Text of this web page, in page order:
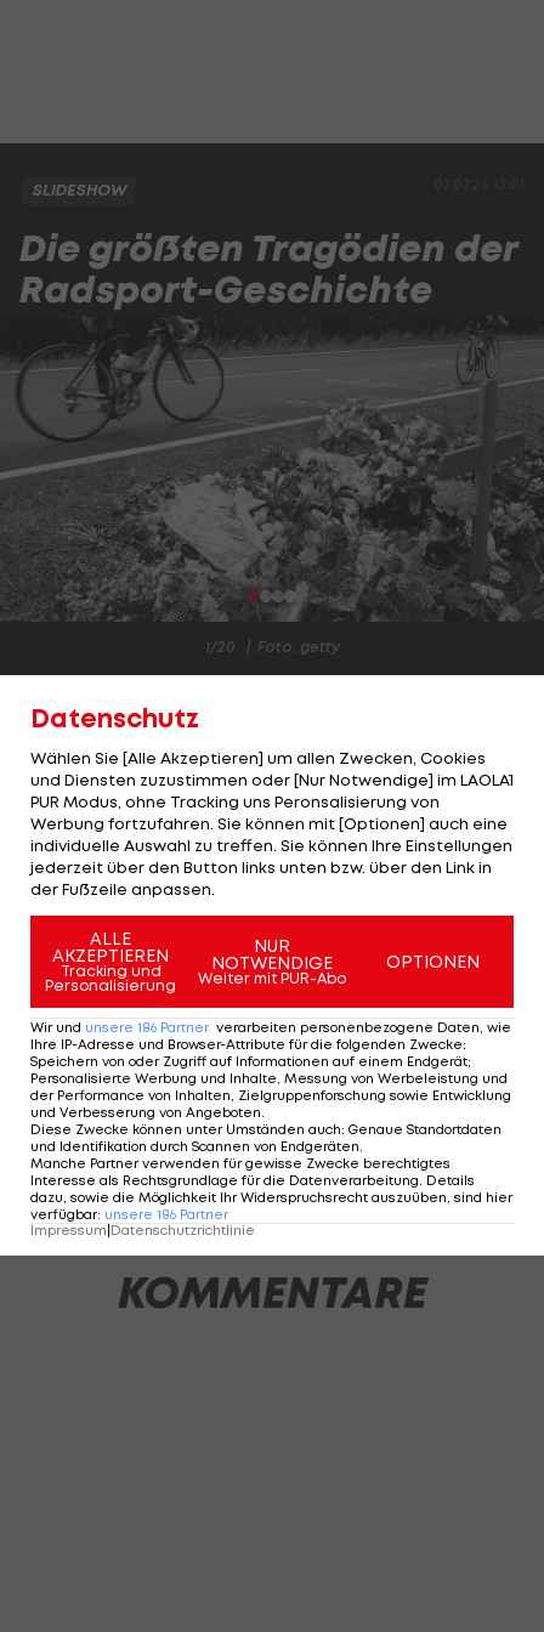
SLIDESHOW
Die größten Tragödien der
Radsport-Geschichte
1/20 Foto: getty
schockt die Sportwelt.
Nach dem Ableben des Norwegers entschieden
sich die Veranstalter, die Rundfahrt mit einer
Gedenkfahrt zu beenden >>>
Leider ist es nicht der einzige Todesfall, den der
Radsport in den vergangenen Jahren zu
verzeichnen hatte. Zu oft lassen
Hochleistungssportler auf den Straßen dieser
Welt ihr Leben.
Die größten Tragödien des Radsports:
1 VON 20
KOMMENTARE
Datenschutz
Wählen Sie [Alle Akzeptieren] um allen Zwecken, Cookies
und Diensten zuzustimmen oder [Nur Notwendige] im LAOLA1
PUR Modus, ohne Tracking uns Peronsalisierung von
Werbung fortzufahren. Sie können mit [Optionen] auch eine
individuelle Auswahl zu treffen. Sie können Ihre Einstellungen
jederzeit über den Button links unten bzw. über den Link in
der Fußzeile anpassen.
ALLE
AKZEPTIEREN
Tracking und
Personalisierung
NUR
NOTWENDIGE
Weiter mit PUR-Abo
OPTIONEN
Wir und unsere 186 Partner verarbeiten personenbezogene Daten, wie
Ihre IP-Adresse und Browser-Attribute für die folgenden Zwecke:
Speichern von oder Zugriff auf Informationen auf einem Endgerät;
Personalisierte Werbung und Inhalte, Messung von Werbeleistung und
der Performance von Inhalten, Zielgruppenforschung sowie Entwicklung
und Verbesserung von Angeboten
Diese Zwecke können unter Umständen auch: Genaue Standortdaten
und Identifikation durch Scannen von Endgeräten
Manche Partner verwenden für gewisse Zwecke berechtigtes
Interesse als Rechtsgrundlage für die Datenverarbeitung. Details
dazu, sowie die Möglichkeit Ihr Widerspruchsrecht auszuüben, sind hier
verfügbar: unsere 186 Partner
Impressum|Datenschutzrichtlinie